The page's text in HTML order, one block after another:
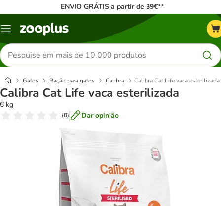
ENVIO GRÁTIS a partir de 39€**
Menu
Pesquisar
produtos
Gatos Ração para gatos Calibra Calibra Cat Life vaca esterilizada
Calibra Cat Life vaca esterilizada
6 kg
(0) Dar opinião